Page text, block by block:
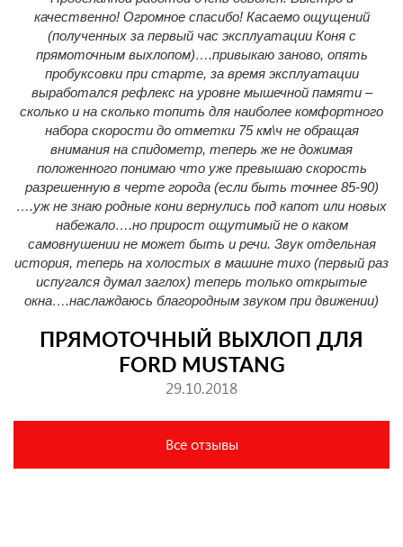
качественно! Огромное спасибо! Касаемо ощущений
(полученных за первый час эксплуатации Коня с
прямоточным выхлопом)….привыкаю заново, опять
пробуксовки при старте, за время эксплуатации
выработался рефлекс на уровне мышечной памяти –
сколько и на сколько топить для наиболее комфортного
набора скорости до отметки 75 км\ч не обращая
внимания на спидометр, теперь же не дожимая
положенного понимаю что уже превышаю скорость
разрешенную в черте города (если быть точнее 85-90)
….уж не знаю родные кони вернулись под капот или новых
набежало….но прирост ощутимый не о каком
самовнушении не может быть и речи. Звук отдельная
история, теперь на холостых в машине тихо (первый раз
испугался думал заглох) теперь только открытые
окна….наслаждаюсь благородным звуком при движении)
ПРЯМОТОЧНЫЙ ВЫХЛОП ДЛЯ
FORD MUSTANG
29.10.2018
Все отзывы